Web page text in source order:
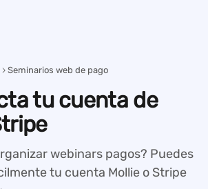
Seminarios web de pago
tu cuenta de
webinars pagos? Puedes
tu cuenta Mollie o Stripe